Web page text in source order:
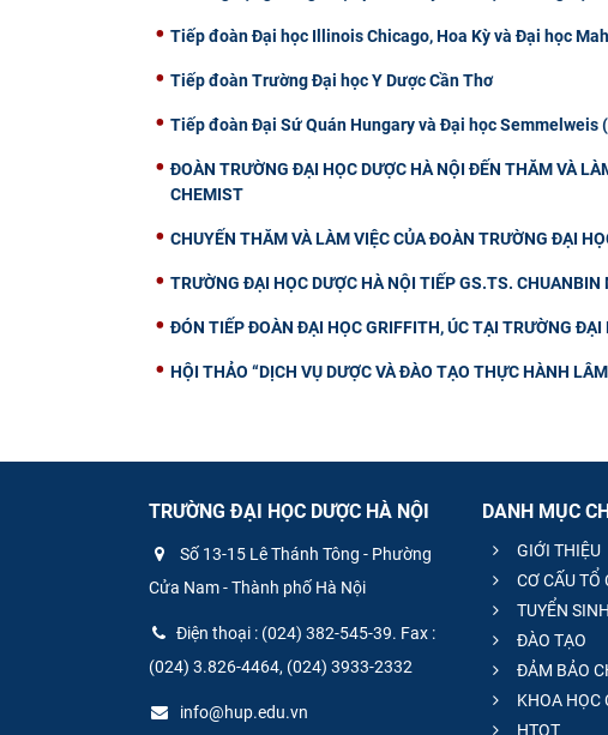
Tiếp đoàn Đại học Illinois Chicago, Hoa Kỳ và Đại học
Tiếp đoàn Trường Đại học Y Dược Cần Thơ
Tiếp đoàn Đại Sứ Quán Hungary và Đại học
ĐOÀN TRƯỜNG ĐẠI HỌC DƯỢC HÀ NỘI ĐẾN THĂM VÀ
CHEMIST
CHUYẾN THĂM VÀ LÀM VIỆC CỦA ĐOÀN TRƯỜNG ĐẠI
TRƯỜNG ĐẠI HỌC DƯỢC HÀ NỘI TIẾP GS.TS.
ĐÓN TIẾP ĐOÀN ĐẠI HỌC GRIFFITH, ÚC TẠI TRƯỜNG ĐẠI
HỘI THẢO “DỊCH VỤ DƯỢC VÀ ĐÀO TẠO THỰC HÀNH
TRƯỜNG ĐẠI HỌC DƯỢC HÀ NỘI
Số 13-15 Lê Thánh Tông - Phường
Cửa Nam - Thành phố Hà Nội
Điện thoại : (024) 382-545-39. Fax :
(024) 3.826-4464, (024) 3933-2332
info@hup.edu.vn
DANH MỤC
GIỚI THIỆU
CƠ CẤU TỔ
TUYỂN SINH
ĐÀO TẠO
ĐẢM BẢO
KHOA HỌC
HTQT